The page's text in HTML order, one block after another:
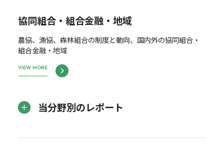
協同組合・組合金融・地域
農協、漁協、森林組合の制度と動向、国内外の協同組合・
組合金融・地域
VIEW MORE
当分野別のレポート